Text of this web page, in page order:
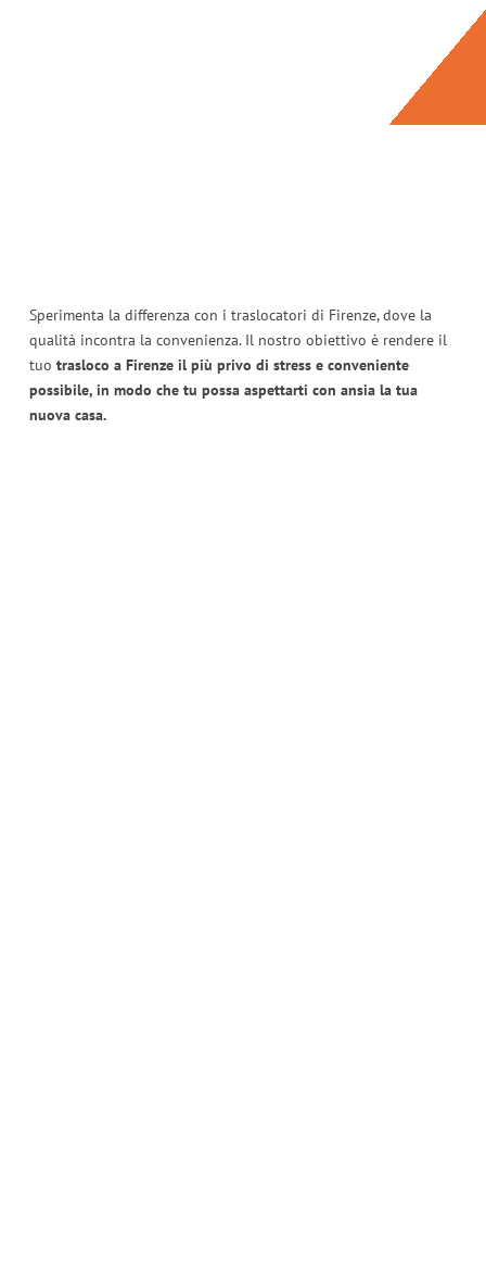
Sperimenta la differenza con i traslocatori di Firenze, dove la
qualità incontra la convenienza. Il nostro obiettivo è rendere il
tuo trasloco a Firenze il più privo di stress e conveniente
possibile, in modo che tu possa aspettarti con ansia la tua
nuova casa.